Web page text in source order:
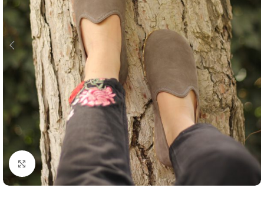
Resmi büyütmek için tıklayın